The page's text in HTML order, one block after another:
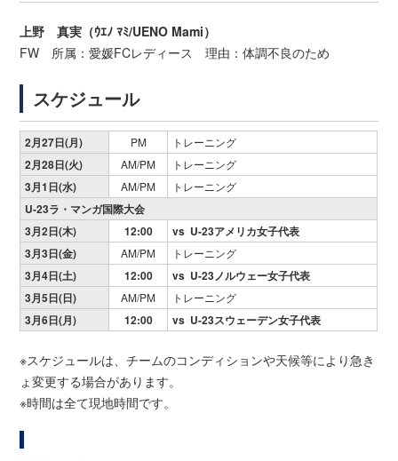
上野 真実（ｳｴﾉ ﾏﾐ/UENO Mami）
FW 所属：愛媛FCレディース 理由：体調不良のため
スケジュール
2月27日(月) PM トレーニング
2月28日(火) AM/PM トレーニング
3月1日(水) AM/PM トレーニング
U-23ラ・マンガ国際大会
3月2日(木)
12:00
vs U-23アメリカ女子代表
3月3日(金)
AM/PM トレーニング
3月4日(土) 12:00
vs U-23ノルウェー女子代表
3月5日(日)
AM/PM トレーニング
3月6日(月) 12:00 vs U-23スウェーデン女子代表
※スケジュールは、チームのコンディションや天候等により急き
ょ変更する場合があります。
※時間は全て現地時間です。